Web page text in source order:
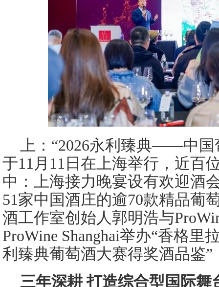
上：“2026永利臻典——中国
于11月11日在上海举行，近百
中：上海接力晚宴设有欢迎酒
51家中国酒庄的逾70款精品葡
酒工作室创始人郭明浩与
ProWine Shanghai举办“香格里
利臻典葡萄酒大赛得奖酒品鉴”
三年深耕 打造综合型国际舞